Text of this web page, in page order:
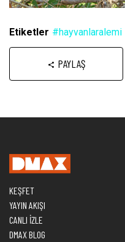
Etiketler #hayvanlaralemi
PAYLAŞ
KEŞFET
YAYIN AKIŞI
CANLI İZLE
DMAX BLOG